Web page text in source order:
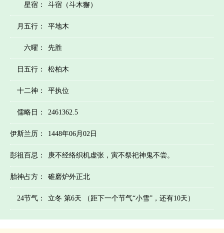
星宿： 斗宿（斗木獬）
月五行： 平地木
六曜： 先胜
日五行： 松柏木
十二神： 平执位
儒略日： 2461362.5
伊斯兰历： 1448年06月02日
彭祖百忌： 庚不经络织机虚张，寅不祭祀神鬼不尝。
胎神占方： 碓磨炉外正北
24节气： 立冬 第6天 （距下一个节气“小雪”，还有10天）